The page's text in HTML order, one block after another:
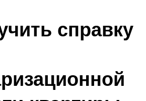
справку